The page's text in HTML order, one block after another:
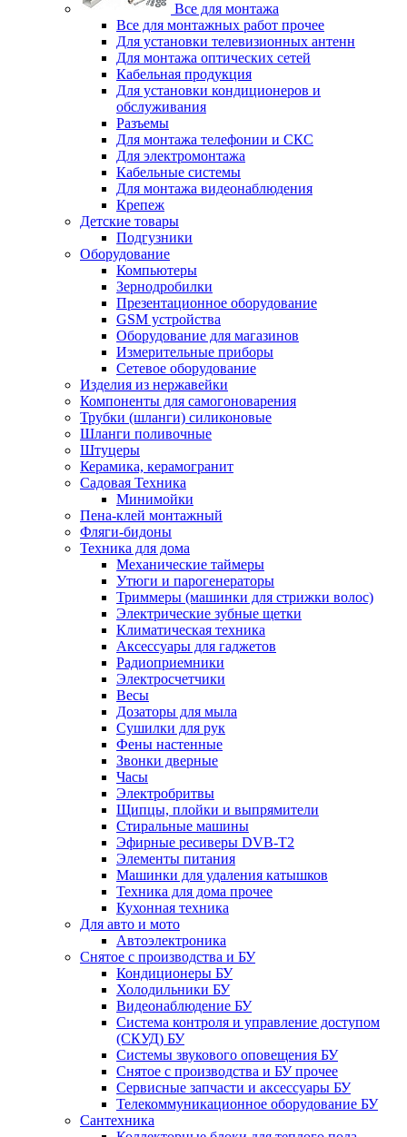
Все для монтажа
Все для монтажных работ прочее
Для установки телевизионных антенн
Для монтажа оптических сетей
Кабельная продукция
Для установки кондиционеров и
обслуживания
Разъемы
Для монтажа телефонии и СКС
Для электромонтажа
Кабельные системы
Для монтажа видеонаблюдения
Крепеж
Детские товары
Подгузники
Оборудование
Компьютеры
Зернодробилки
Презентационное оборудование
GSM устройства
Оборудование для магазинов
Измерительные приборы
Сетевое оборудование
Изделия из нержавейки
Компоненты для самогоноварения
Трубки (шланги) силиконовые
Шланги поливочные
Штуцеры
Керамика, керамогранит
Садовая Техника
Минимойки
Пена-клей монтажный
Фляги-бидоны
Техника для дома
Механические таймеры
Утюги и парогенераторы
Триммеры (машинки для стрижки волос)
Электрические зубные щетки
Климатическая техника
Аксессуары для гаджетов
Радиоприемники
Электросчетчики
Весы
Дозаторы для мыла
Сушилки для рук
Фены настенные
Звонки дверные
Часы
Электробритвы
Щипцы, плойки и выпрямители
Стиральные машины
Эфирные ресиверы DVB-T2
Элементы питания
Машинки для удаления катышков
Техника для дома прочее
Кухонная техника
Для авто и мото
Автоэлектроника
Снятое с производства и БУ
Кондиционеры БУ
Холодильники БУ
Видеонаблюдение БУ
Система контроля и управление доступом
(СКУД) БУ
Системы звукового оповещения БУ
Снятое с производства и БУ прочее
Сервисные запчасти и аксессуары БУ
Телекоммуникационное оборудование БУ
Сантехника